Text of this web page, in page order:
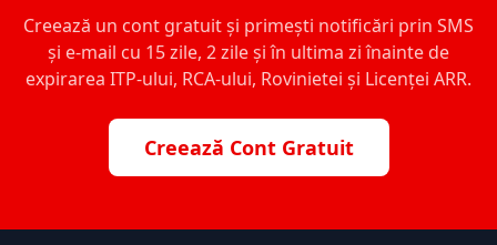
Creează un cont gratuit și primești notificări prin SMS
și e-mail cu 15 zile, 2 zile și în ultima zi înainte de
expirarea ITP-ului, RCA-ului, Rovinietei și Licenței ARR.
Creează Cont Gratuit